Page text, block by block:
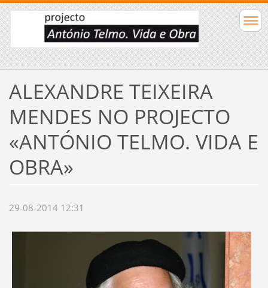
ALEXANDRE TEIXEIRA
MENDES NO PROJECTO
«ANTÓNIO TELMO. VIDA E
OBRA»
29-08-2014 12:31